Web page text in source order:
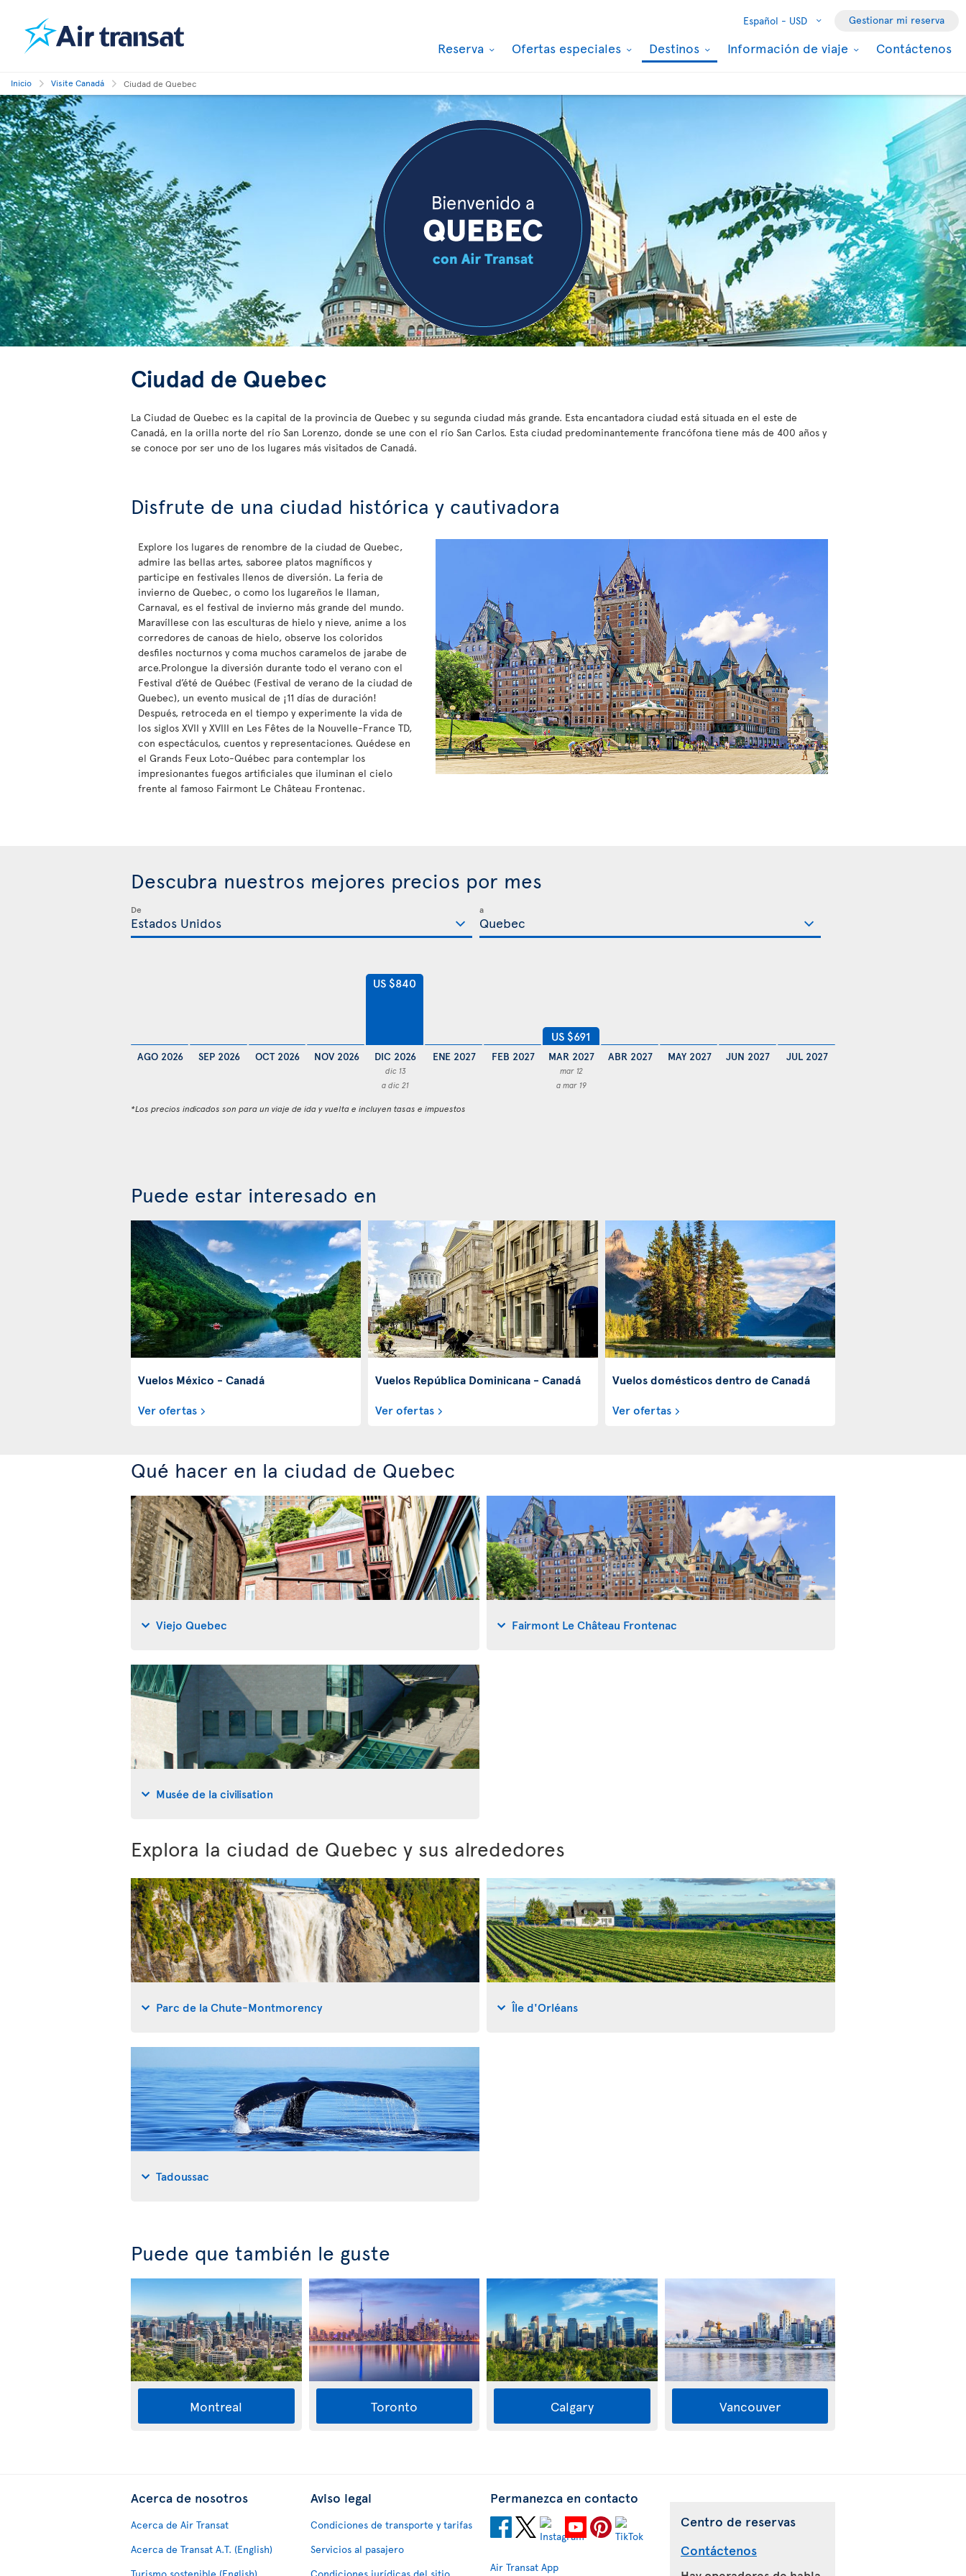
Español - USD Gestionar mi reserva
Reserva Ofertas especiales Destinos Información de viaje Contáctenos
Inicio Visite Canadá Ciudad de Quebec
Ciudad de Quebec
La Ciudad de Quebec es la capital de la provincia de Quebec y su segunda ciudad más grande. Esta encantadora ciudad está situada en el este de
Canadá, en la orilla norte del río San Lorenzo, donde se une con el río San Carlos. Esta ciudad predominantemente francófona tiene más de 400 años y
se conoce por ser uno de los lugares más visitados de Canadá.
Disfrute de una ciudad histórica y cautivadora
Explore los lugares de renombre de la ciudad de Quebec,
admire las bellas artes, saboree platos magníficos y
participe en festivales llenos de diversión. La feria de
invierno de Quebec, o como los lugareños le llaman,
Carnaval, es el festival de invierno más grande del mundo.
Maravíllese con las esculturas de hielo y nieve, anime a los
corredores de canoas de hielo, observe los coloridos
desfiles nocturnos y coma muchos caramelos de jarabe de
arce.Prolongue la diversión durante todo el verano con el
Festival d’été de Québec (Festival de verano de la ciudad de
Quebec), un evento musical de ¡11 días de duración!
Después, retroceda en el tiempo y experimente la vida de
los siglos XVII y XVIII en Les Fêtes de la Nouvelle-France TD,
con espectáculos, cuentos y representaciones. Quédese en
el Grands Feux Loto-Québec para contemplar los
impresionantes fuegos artificiales que iluminan el cielo
frente al famoso Fairmont Le Château Frontenac.
Descubra nuestros mejores precios por mes
De a
AGO 2026 SEP 2026 OCT 2026 NOV 2026
US $840
DIC 2026
dic 13
a dic 21
ENE 2027 FEB 2027
US $691
MAR 2027
mar 12
a mar 19
ABR 2027 MAY 2027 JUN 2027 JUL 2027
*Los precios indicados son para un viaje de ida y vuelta e incluyen tasas e impuestos
Puede estar interesado en
Vuelos México - Canadá
Ver ofertas
Vuelos República Dominicana - Canadá
Ver ofertas
Vuelos domésticos dentro de Canadá
Ver ofertas
Qué hacer en la ciudad de Quebec
Viejo Quebec Fairmont Le Château Frontenac
Musée de la civilisation
Explora la ciudad de Quebec y sus alrededores
Parc de la Chute-Montmorency Île d'Orléans
Tadoussac
Puede que también le guste
Montreal Toronto Calgary Vancouver
Acerca de nosotros
Acerca de Air Transat
Acerca de Transat A.T. (English)
Turismo sostenible (English)
Aviso legal
Condiciones de transporte y tarifas
Servicios al pasajero
Condiciones jurídicas del sitio
Permanezca en contacto
Air Transat App
Centro de reservas
Contáctenos